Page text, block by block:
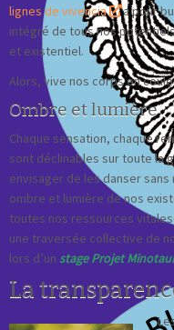
lignes de vivencia
a pour
intégré de tous nos
et existentiel.
Alors, vive nos corps en
Ombre et lumière
Chaque sensation, chaque
sont déclinables sur toute la
envisager de les danser
ombre et lumière de nos
toutes nos ressources
une traversée collective de
lors d’un stage Projet
La